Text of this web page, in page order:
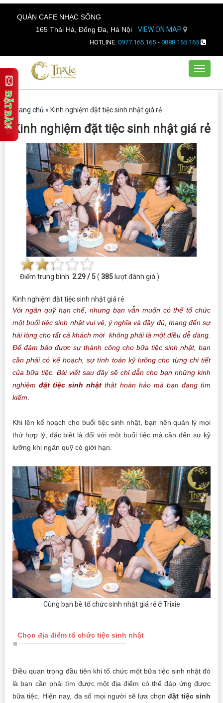
QUÁN CAFE NHẠC SỐNG
165 Thái Hà, Đống Đa, Hà Nội
VIEW ON MAP
HOTLINE: 0977.165.165 - 0888.165.165
Toggle
Trang chủ » Kinh nghiệm đặt tiệc sinh nhật giá rẻ
Kinh nghiệm đặt tiệc sinh nhật giá rẻ
Điểm trung bình: 2.29 / 5(385lượt đánh giá )
Kinh nghiệm đặt tiệc sinh nhật giá rẻ
Với ngân quỹ hạn chế, nhưng bạn vẫn muốn có thể tổ chức
một buổi tiệc sinh nhật vui vẻ, ý nghĩa và đầy đủ, mang đến sự
hài lòng cho tất cả khách mời không phải là một điều dễ dàng.
Để đảm bảo được sự thành công cho bữa tiệc sinh nhật, bạn
cần phải có kế hoạch, sự tính toán kỹ lưỡng cho từng chi tiết
của bữa tiệc. Bài viết sau đây sẽ chỉ dẫn cho bạn những kinh
nghiệmđặt tiệc sinh nhật thật hoàn hảo mà bạn đang tìm
kiếm
Khi lên kế hoạch cho buổi tiệc sinh nhật, bạn nên quản lý mọi
thứ hợp lý, đặc biệt là đối với một buổi tiệc mà cần đến sự kỹ
lưỡng khi ngân quỹ có giới hạn.
Cùng bạn bè tổ chức sinh nhật giá rẻ ở Trixie
Chọn địa điểm tổ chức tiệc sinh nhật
Điều quan trọng đầu tiên khi tổ chức một bữa tiệc sinh nhật đó
là bạn cần phải tìm được một địa điểm có thể đáp ứng được
bữa tiệc. Hiện nay, đa số mọi người sẽ lựa chọnđặt tiệc sinh